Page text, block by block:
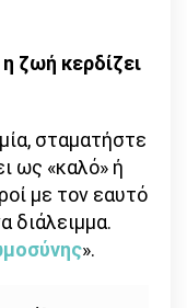
ζωή κερδίζει
σταματήστε
ως «καλό» ή
με τον εαυτό
διάλειμμα.
».